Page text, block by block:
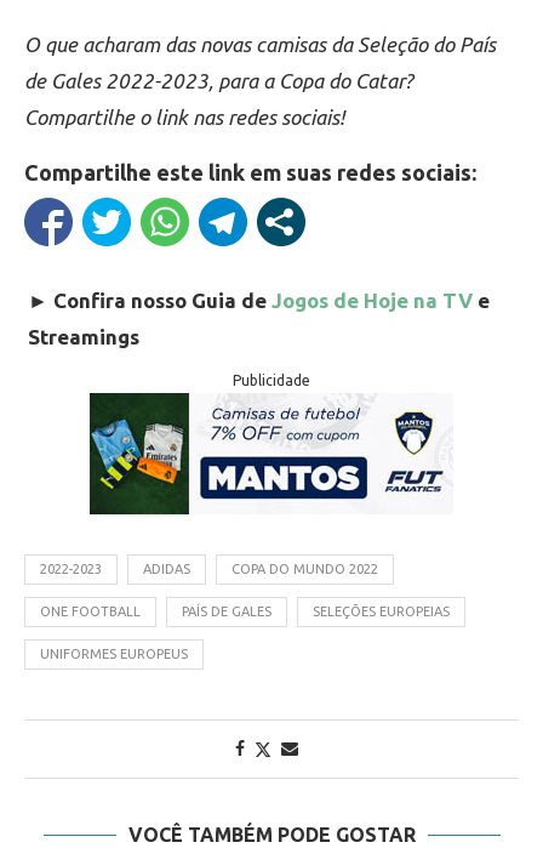
O que acharam das novas camisas da Seleção do País
de Gales 2022-2023, para a Copa do Catar?
Compartilhe o link nas redes sociais!
Compartilhe este link em suas redes sociais:
► Confira nosso Guia de Jogos de Hoje na TV e
Streamings
Publicidade
2022-2023 ADIDAS COPA DO MUNDO 2022
ONE FOOTBALL PAÍS DE GALES SELEÇÕES EUROPEIAS
UNIFORMES EUROPEUS
VOCÊ TAMBÉM PODE GOSTAR